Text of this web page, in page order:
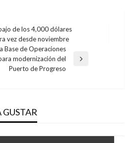
de los 4,000 dólares
vez desde noviembre
Base de Operaciones
modernización del
Puerto de Progreso